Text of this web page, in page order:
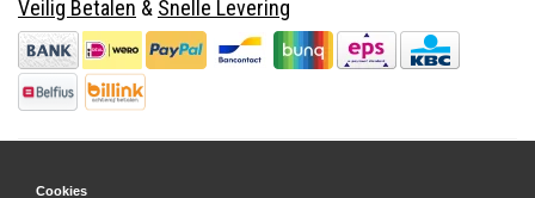
Veilig Betalen & Snelle Levering
Cookies